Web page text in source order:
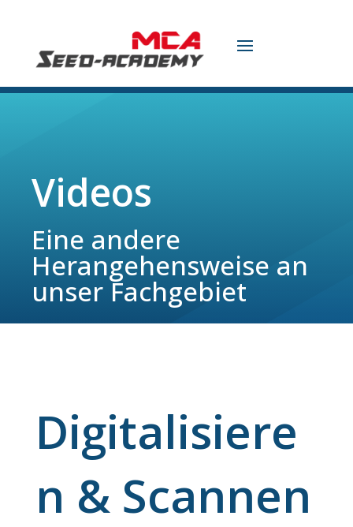
Videos
Eine andere
Herangehensweise an
unser Fachgebiet
Digitalisiere
n & Scannen